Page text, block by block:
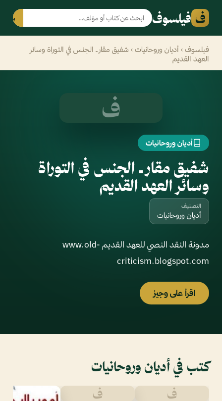
ف فيلسوف بحث
فيلسوف › أديان وروحانيات › شفيق مقار ـ الجنس في التوراة وسائر
العهد القديم
ف
أديان وروحانيات
شفيق مقار ـ الجنس في التوراة
وسائر العهد القديم
التصنيف
أديان وروحانيات
مدونة النقد النصي للعهد القديم www.old-
criticism.blogspot.com
اقرأ على وجيز
كتب في أديان وروحانيات
ف ف